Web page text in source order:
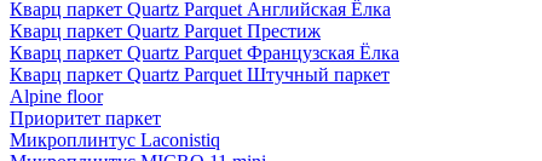
Кварц паркет Quartz Parquet Английская Ёлка
Кварц паркет Quartz Parquet Престиж
Кварц паркет Quartz Parquet Французская Ёлка
Кварц паркет Quartz Parquet Штучный паркет
Alpine floor
Приоритет паркет
Микроплинтус Laconistiq